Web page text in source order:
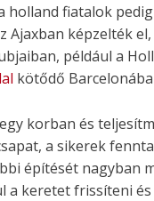
holland fiatalok
Ajaxban képzelték
például a
kötődő
korban és
a sikerek
építését nagyban
a keretet frissíteni